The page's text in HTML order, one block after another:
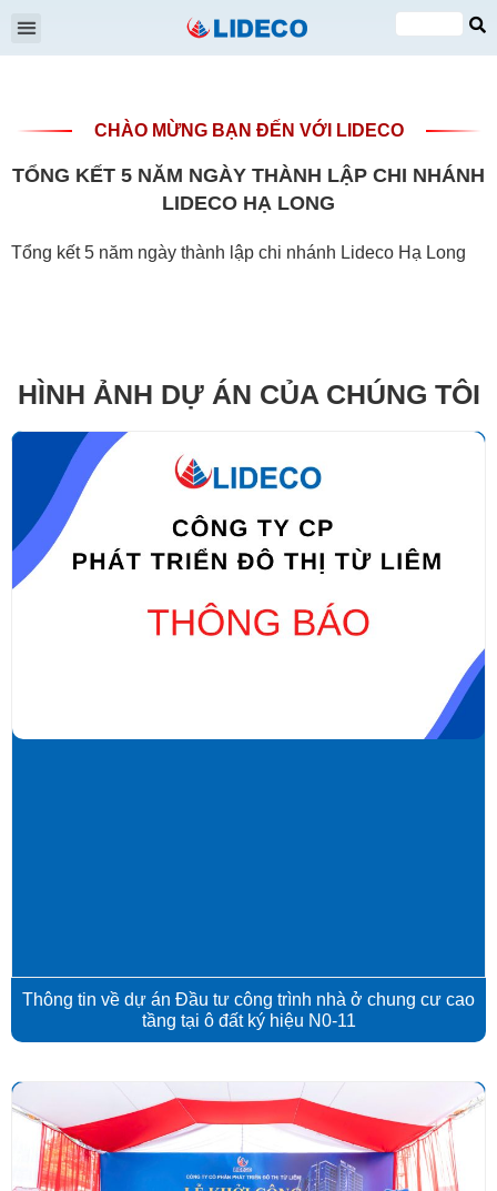
VI
CHÀO MỪNG BẠN ĐẾN VỚI LIDECO
TỔNG KẾT 5 NĂM NGÀY THÀNH LẬP CHI NHÁNH
LIDECO HẠ LONG
Tổng kết 5 năm ngày thành lập chi nhánh Lideco Hạ Long
HÌNH ẢNH DỰ ÁN CỦA CHÚNG TÔI
Thông tin về dự án Đầu tư công trình nhà ở chung cư cao
tầng tại ô đất ký hiệu N0-11